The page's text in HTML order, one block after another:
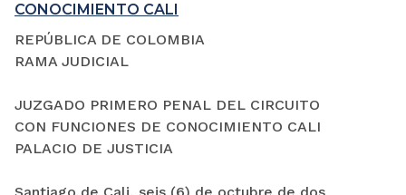
CONOCIMIENTO CALI
REPÚBLICA DE COLOMBIA
RAMA JUDICIAL
JUZGADO PRIMERO PENAL DEL CIRCUITO
CON FUNCIONES DE CONOCIMIENTO CALI
PALACIO DE JUSTICIA